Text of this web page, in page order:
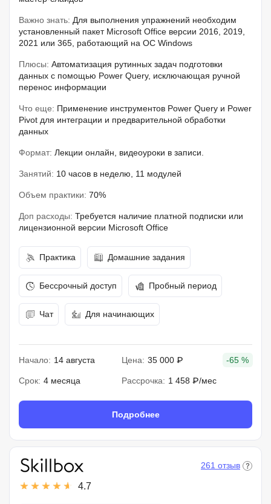
Важно знать: Для выполнения упражнений необходим
установленный пакет Microsoft Office версии 2016, 2019,
2021 или 365, работающий на ОС Windows
Плюсы: Автоматизация рутинных задач подготовки
данных с помощью Power Query, исключающая ручной
перенос информации
Что еще: Применение инструментов Power Query и Power
Pivot для интеграции и предварительной обработки
данных
Формат: Лекции онлайн, видеоуроки в записи.
Занятий: 10 часов в неделю, 11 модулей
Объем практики: 70%
Доп расходы: Требуется наличие платной подписки или
лицензионной версии Microsoft Office
Практика Домашние задания
Бессрочный доступ Пробный период
Чат Для начинающих
Начало: 14 августа Цена: 35 000 ₽ -65 %
Срок: 4 месяца Рассрочка: 1 458 ₽/мес
Подробнее
4.7
261 отзыв